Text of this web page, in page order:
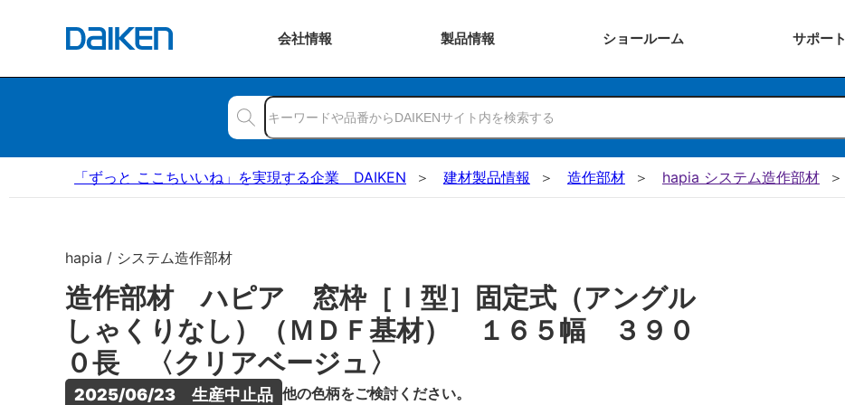
会社情報 製品情報 ショールーム サポート
「ずっと ここちいいね」を実現する企業 DAIKEN 建材製品情報 造作部材 hapia システム造作部材
hapia / システム造作部材
造作部材 ハピア 窓枠［Ｉ型］固定式（アングル
しゃくりなし）（ＭＤＦ基材） １６５幅 ３９０
０長 〈クリアベージュ〉
2025/06/23　生産中止品 他の色柄をご検討ください。